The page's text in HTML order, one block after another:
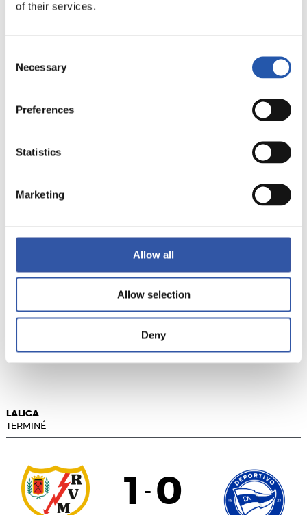
of their services.
Selection
Necessary
Preferences
Statistics
Marketing
Allow all
Allow selection
Deny
LALIGA
1-1
LALIGA
TERMINÉ
1 - 0